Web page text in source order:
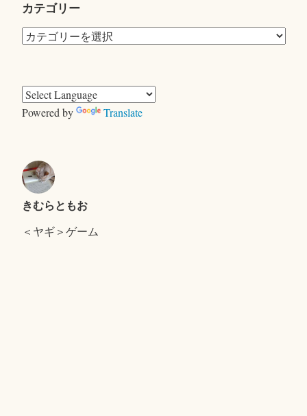
カテゴリー
カ
リ
ー
Powered by Translate
きむらともお
＜ヤギ＞ゲーム